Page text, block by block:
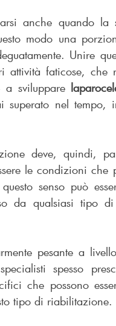
anche quando la
modo una
Unire
faticose, che
a sviluppare
superato nel tempo,
deve, quindi,
senso può
da qualsiasi tipo di
pesante a
spesso
che possono
tipo di riabilitazione.